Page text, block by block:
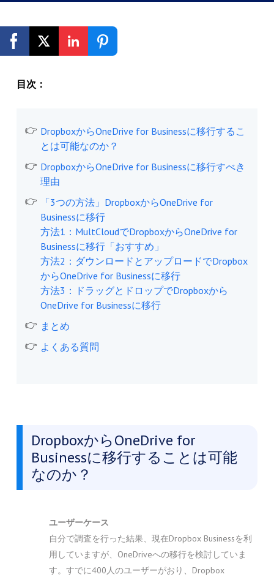
無料登録
目次：
DropboxからOneDrive for Businessに移行するこ
とは可能なのか？
DropboxからOneDrive for Businessに移行すべき
理由
「3つの方法」DropboxからOneDrive for
Businessに移行
方法1：MultCloudでDropboxからOneDrive for
Businessに移行「おすすめ」
方法2：ダウンロードとアップロードでDropbox
からOneDrive for Businessに移行
方法3：ドラッグとドロップでDropboxから
OneDrive for Businessに移行
まとめ
よくある質問
DropboxからOneDrive for
Businessに移行することは可能
なのか？
ユーザーケース
自分で調査を行った結果、現在Dropbox Businessを利
用していますが、OneDriveへの移行を検討していま
す。すでに400人のユーザーがおり、Dropbox